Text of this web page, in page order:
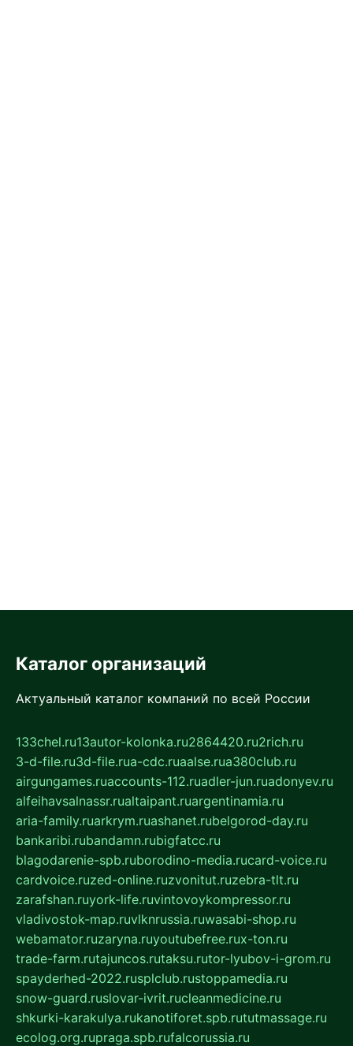
Каталог организаций
Актуальный каталог компаний по всей России
133chel.ru13autor-kolonka.ru2864420.ru2rich.ru
3-d-file.ru3d-file.rua-cdc.ruaalse.rua380club.ru
airgungames.ruaccounts-112.ruadler-jun.ruadonyev.ru
alfeihavsalnassr.rualtaipant.ruargentinamia.ru
aria-family.ruarkrym.ruashanet.rubelgorod-day.ru
bankaribi.rubandamn.rubigfatcc.ru
blagodarenie-spb.ruborodino-media.rucard-voice.ru
cardvoice.ruzed-online.ruzvonitut.ruzebra-tlt.ru
zarafshan.ruyork-life.ruvintovoykompressor.ru
vladivostok-map.ruvlknrussia.ruwasabi-shop.ru
webamator.ruzaryna.ruyoutubefree.rux-ton.ru
trade-farm.rutajuncos.rutaksu.rutor-lyubov-i-grom.ru
spayderhed-2022.rusplclub.rustoppamedia.ru
snow-guard.ruslovar-ivrit.rucleanmedicine.ru
shkurki-karakulya.rukanotiforet.spb.rututmassage.ru
ecolog.org.rupraga.spb.rufalcorussia.ru